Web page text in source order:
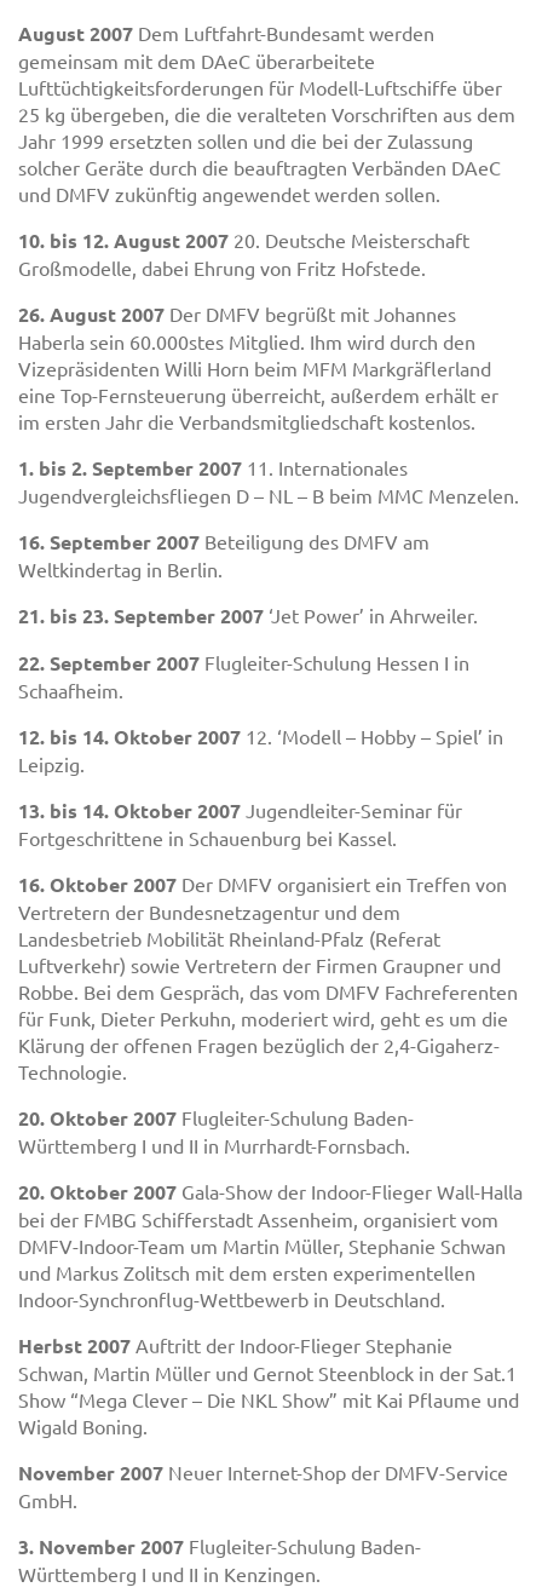
August 2007 Dem Luftfahrt-Bundesamt werden
gemeinsam mit dem DAeC überarbeitete
Lufttüchtigkeitsforderungen für Modell-Luftschiffe über
25 kg übergeben, die die veralteten Vorschriften aus dem
Jahr 1999 ersetzten sollen und die bei der Zulassung
solcher Geräte durch die beauftragten Verbänden DAeC
und DMFV zukünftig angewendet werden sollen.
10. bis 12. August 2007 20. Deutsche Meisterschaft
Großmodelle, dabei Ehrung von Fritz Hofstede.
26. August 2007 Der DMFV begrüßt mit Johannes
Haberla sein 60.000stes Mitglied. Ihm wird durch den
Vizepräsidenten Willi Horn beim MFM Markgräflerland
eine Top-Fernsteuerung überreicht, außerdem erhält er
im ersten Jahr die Verbandsmitgliedschaft kostenlos.
1. bis 2. September 2007 11. Internationales
Jugendvergleichsfliegen D – NL – B beim MMC Menzelen.
16. September 2007 Beteiligung des DMFV am
Weltkindertag in Berlin.
21. bis 23. September 2007 ‘Jet Power’ in Ahrweiler.
22. September 2007 Flugleiter-Schulung Hessen I in
Schaafheim.
12. bis 14. Oktober 2007 12. ‘Modell – Hobby – Spiel’ in
Leipzig.
13. bis 14. Oktober 2007 Jugendleiter-Seminar für
Fortgeschrittene in Schauenburg bei Kassel.
16. Oktober 2007 Der DMFV organisiert ein Treffen von
Vertretern der Bundesnetzagentur und dem
Landesbetrieb Mobilität Rheinland-Pfalz (Referat
Luftverkehr) sowie Vertretern der Firmen Graupner und
Robbe. Bei dem Gespräch, das vom DMFV Fachreferenten
für Funk, Dieter Perkuhn, moderiert wird, geht es um die
Klärung der offenen Fragen bezüglich der 2,4-Gigaherz-
Technologie.
20. Oktober 2007 Flugleiter-Schulung Baden-
Württemberg I und II in Murrhardt-Fornsbach.
20. Oktober 2007 Gala-Show der Indoor-Flieger Wall-Halla
bei der FMBG Schifferstadt Assenheim, organisiert vom
DMFV-Indoor-Team um Martin Müller, Stephanie Schwan
und Markus Zolitsch mit dem ersten experimentellen
Indoor-Synchronflug-Wettbewerb in Deutschland.
Herbst 2007 Auftritt der Indoor-Flieger Stephanie
Schwan, Martin Müller und Gernot Steenblock in der Sat.1
Show “Mega Clever – Die NKL Show” mit Kai Pflaume und
Wigald Boning.
November 2007 Neuer Internet-Shop der DMFV-Service
GmbH.
3. November 2007 Flugleiter-Schulung Baden-
Württemberg I und II in Kenzingen.